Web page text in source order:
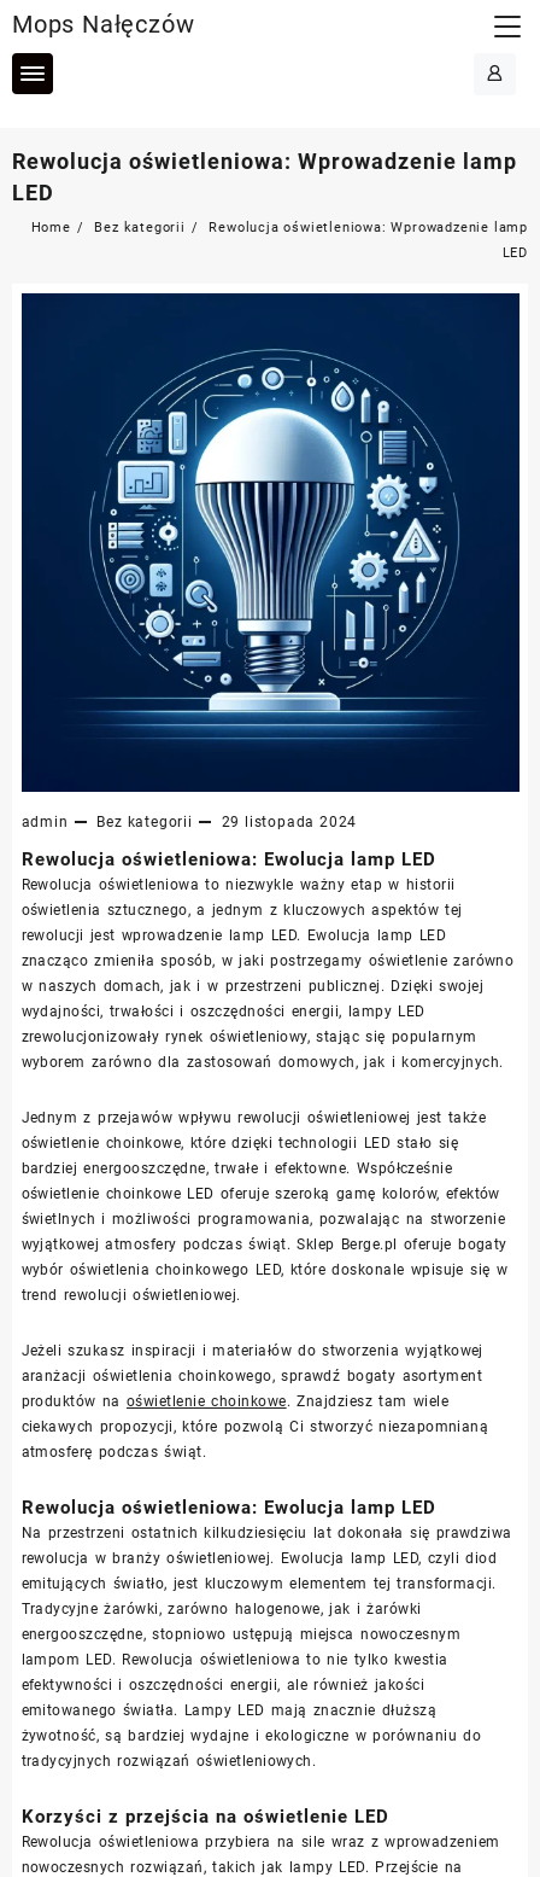
to
content
Mops Nałęczów
Rewolucja oświetleniowa: Wprowadzenie lamp
LED
Home Bez kategorii
Rewolucja oświetleniowa: Wprowadzenie lamp
LED
admin Bez kategorii 29 listopada 2024
Rewolucja oświetleniowa: Ewolucja lamp LED
Rewolucja oświetleniowa to niezwykle ważny etap w historii
oświetlenia sztucznego, a jednym z kluczowych aspektów tej
rewolucji jest wprowadzenie lamp LED. Ewolucja lamp LED
znacząco zmieniła sposób, w jaki postrzegamy oświetlenie zarówno
w naszych domach, jak i w przestrzeni publicznej. Dzięki swojej
wydajności, trwałości i oszczędności energii, lampy LED
zrewolucjonizowały rynek oświetleniowy, stając się popularnym
wyborem zarówno dla zastosowań domowych, jak i komercyjnych.
Jednym z przejawów wpływu rewolucji oświetleniowej jest także
oświetlenie choinkowe, które dzięki technologii LED stało się
bardziej energooszczędne, trwałe i efektowne. Współcześnie
oświetlenie choinkowe LED oferuje szeroką gamę kolorów, efektów
świetlnych i możliwości programowania, pozwalając na stworzenie
wyjątkowej atmosfery podczas świąt. Sklep Berge.pl oferuje bogaty
wybór oświetlenia choinkowego LED, które doskonale wpisuje się w
trend rewolucji oświetleniowej.
Jeżeli szukasz inspiracji i materiałów do stworzenia wyjątkowej
aranżacji oświetlenia choinkowego, sprawdź bogaty asortyment
produktów na oświetlenie choinkowe. Znajdziesz tam wiele
ciekawych propozycji, które pozwolą Ci stworzyć niezapomnianą
atmosferę podczas świąt.
Rewolucja oświetleniowa: Ewolucja lamp LED
Na przestrzeni ostatnich kilkudziesięciu lat dokonała się prawdziwa
rewolucja w branży oświetleniowej. Ewolucja lamp LED, czyli diod
emitujących światło, jest kluczowym elementem tej transformacji.
Tradycyjne żarówki, zarówno halogenowe, jak i żarówki
energooszczędne, stopniowo ustępują miejsca nowoczesnym
lampom LED. Rewolucja oświetleniowa to nie tylko kwestia
efektywności i oszczędności energii, ale również jakości
emitowanego światła. Lampy LED mają znacznie dłuższą
żywotność, są bardziej wydajne i ekologiczne w porównaniu do
tradycyjnych rozwiązań oświetleniowych.
Korzyści z przejścia na oświetlenie LED
Rewolucja oświetleniowa przybiera na sile wraz z wprowadzeniem
nowoczesnych rozwiązań, takich jak lampy LED. Przejście na